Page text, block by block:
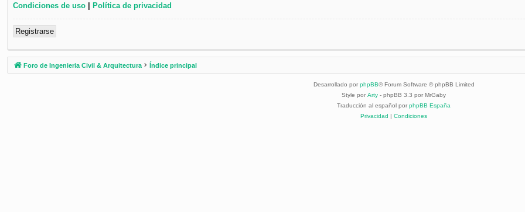
Condiciones de uso | Política de privacidad
Registrarse
Foro de Ingenieria Civil & Arquitectura Índice principal
Desarrollado por phpBB® Forum Software © phpBB Limited
Style por Arty - phpBB 3.3 por MrGaby
Traducción al español por phpBB España
Privacidad | Condiciones